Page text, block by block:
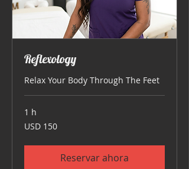
Reflexology
Relax Your Body Through The Feet
1 h
150
dólares
USD 150
Reservar ahora